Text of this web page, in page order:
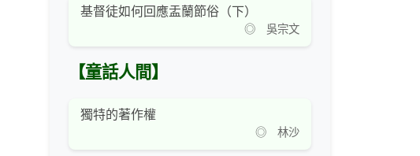
基督徒如何回應盂蘭節俗（下）
◎ 吳宗文
【童話人間】
獨特的著作權
◎ 林沙